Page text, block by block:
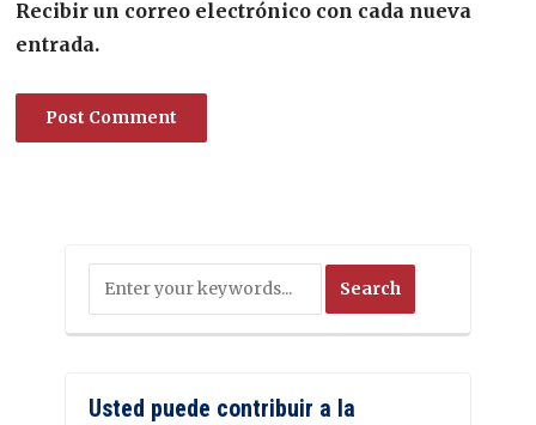
Recibir un correo electrónico con cada nueva
entrada.
Usted puede contribuir a la